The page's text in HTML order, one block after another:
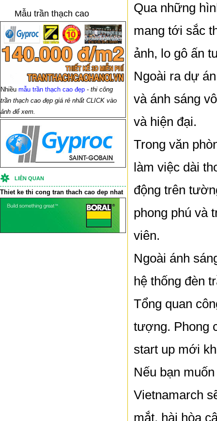
Mẫu trần thạch cao
Nhiều mẫu trần thạch cao đẹp - thi công
trần thạch cao đẹp giá rẻ nhất CLICK vào
ảnh để xem.
LIÊN QUAN
Thiet ke thi cong tran thach cao dep nhat
Qua những
mang tới sắc
ảnh, lo gô ấn
Ngoài ra dự
và ánh sáng
và hiện đại.
Trong văn
làm việc dài
động trên
phong phú và
viên.
Ngoài ánh
hệ thống đèn
Tổng quan
tượng. Phong
start up mới
Nếu bạn
Vietnamarch
mắt, hài hòa